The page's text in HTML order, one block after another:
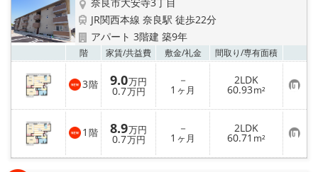
JR関西本線 奈良駅 徒歩22分
アパート 3階建 築9年
階 家賃/共益費 敷金/礼金 間取り/専有面積
3階 9.0万円
0.7万円
－
1 ヶ月
2LDK
60.93m² お
気
に
入
り
登
録
1 階 8.9万円
0.7万円
－
1 ヶ月
2LDK
60.71 m² お
気
に